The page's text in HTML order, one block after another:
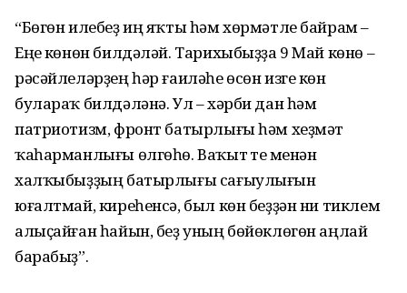
“Бөгөн илебеҙ иң яҡты һәм хөрмәтле байрам –
Еңеү көнөн билдәләй. Тарихыбыҙҙа 9 Май көнө –
рәсәйлеләрҙең һәр ғаиләһе өсөн изге көн
булараҡ билдәләнә. Ул – хәрби дан һәм
патриотизм, фронт батырлығы һәм хеҙмәт
ҡаһарманлығы өлгөһө. Ваҡыт үтеү менән
халҡыбыҙҙың батырлығы сағыулығын
юғалтмай, киреһенсә, был көн беҙҙән ни тиклем
алыҫайған һайын, беҙ уның бөйөклөгөн аңлай
барабыҙ”.